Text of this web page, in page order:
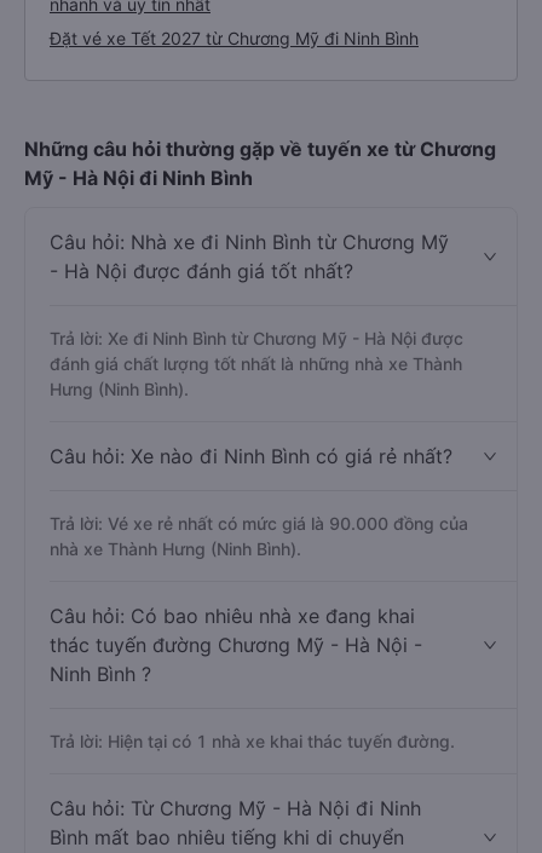
nhanh và uy tín nhất
Đặt vé xe Tết 2027 từ Chương Mỹ đi Ninh Bình
Những câu hỏi thường gặp về tuyến xe từ Chương
Mỹ - Hà Nội đi Ninh Bình
Câu hỏi: Nhà xe đi Ninh Bình từ Chương Mỹ
- Hà Nội được đánh giá tốt nhất?
Trả lời: Xe đi Ninh Bình từ Chương Mỹ - Hà Nội được
đánh giá chất lượng tốt nhất là những nhà xe Thành
Hưng (Ninh Bình).
Câu hỏi: Xe nào đi Ninh Bình có giá rẻ nhất?
Trả lời: Vé xe rẻ nhất có mức giá là 90.000 đồng của
nhà xe Thành Hưng (Ninh Bình).
Câu hỏi: Có bao nhiêu nhà xe đang khai
thác tuyến đường Chương Mỹ - Hà Nội -
Ninh Bình ?
Trả lời: Hiện tại có 1 nhà xe khai thác tuyến đường.
Câu hỏi: Từ Chương Mỹ - Hà Nội đi Ninh
Bình mất bao nhiêu tiếng khi di chuyển